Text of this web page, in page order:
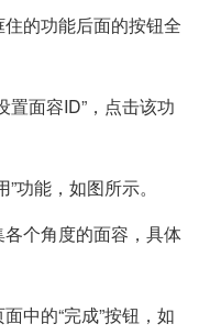
的功能后面的按钮全
置面容ID”，点击该功
功能，如图所示。
个角度的面容，具体
中的“完成”按钮，如